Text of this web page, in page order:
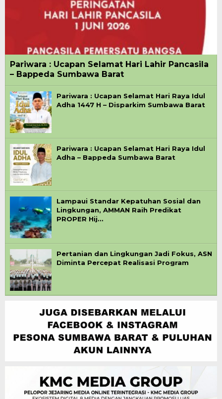
Pariwara : Ucapan Selamat Hari Lahir Pancasila
– Bappeda Sumbawa Barat
Pariwara : Ucapan Selamat Hari Raya Idul
Adha 1447 H – Disparkim Sumbawa Barat
Pariwara : Ucapan Selamat Hari Raya Idul
Adha – Bappeda Sumbawa Barat
Lampaui Standar Kepatuhan Sosial dan
Lingkungan, AMMAN Raih Predikat
PROPER Hij…
Pertanian dan Lingkungan Jadi Fokus, ASN
Diminta Percepat Realisasi Program